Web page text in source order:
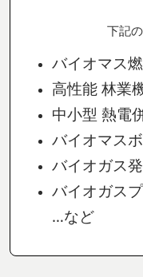
下記
バイオマス
高性能 林業
中小型 熱電
バイオマス
バイオガス
バイオガス
…など